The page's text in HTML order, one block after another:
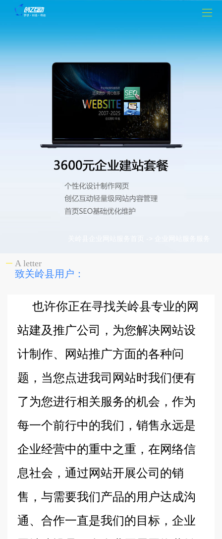
A letter
致关岭县用户：
也许你正在寻找关岭县专业的网
站建及推广公司，为您解决网站设
计制作、网站推广方面的各种问
题，当您点进我司网站时我们便有
了为您进行相关服务的机会，作为
每一个前行中的我们，销售永远是
企业经营中的重中之重，在网络信
息社会，通过网站开展公司的销
售，与需要我们产品的用户达成沟
通、合作一直是我们的目标，企业